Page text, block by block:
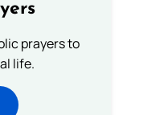
prayers to
life.